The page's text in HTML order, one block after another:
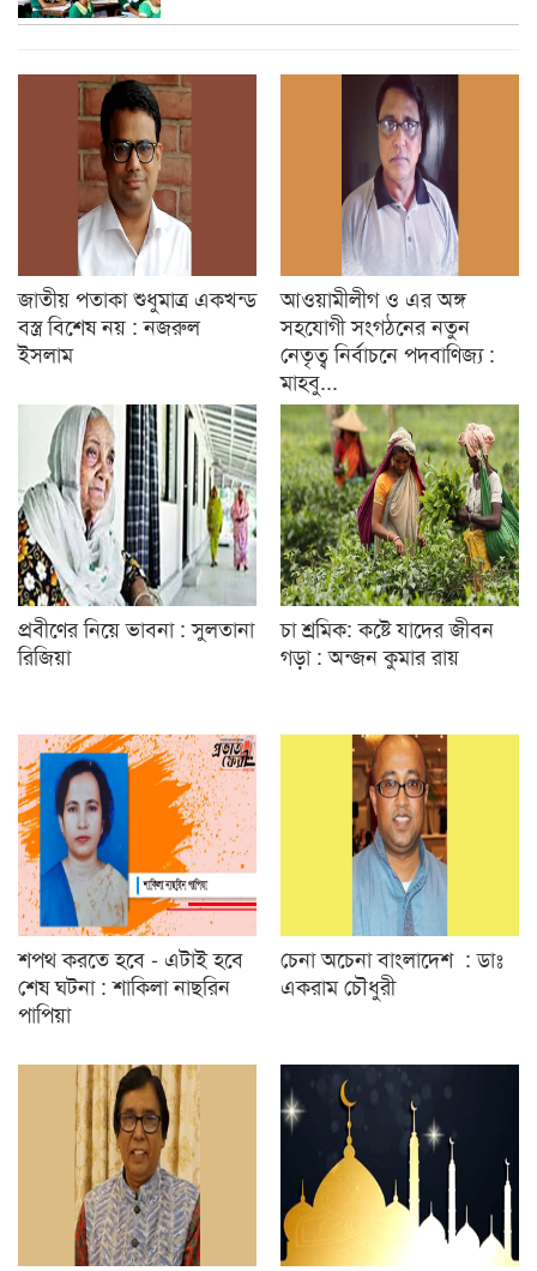
জাতীয় পতাকা শুধুমাত্র একখন্ড
বস্ত্র বিশেষ নয় : নজরুল
ইসলাম
আওয়ামীলীগ ও এর অঙ্গ
সহযোগী সংগঠনের নতুন
নেতৃত্ব নির্বাচনে পদবাণিজ্য :
মাহবু...
প্রবীণের নিয়ে ভাবনা : সুলতানা
রিজিয়া
চা শ্রমিক: কষ্টে যাদের জীবন
গড়া : অন্জন কুমার রায়
শপথ করতে হবে - এটাই হবে
শেষ ঘটনা : শাকিলা নাছরিন
পাপিয়া
চেনা অচেনা বাংলাদেশ : ডাঃ
একরাম চৌধুরী